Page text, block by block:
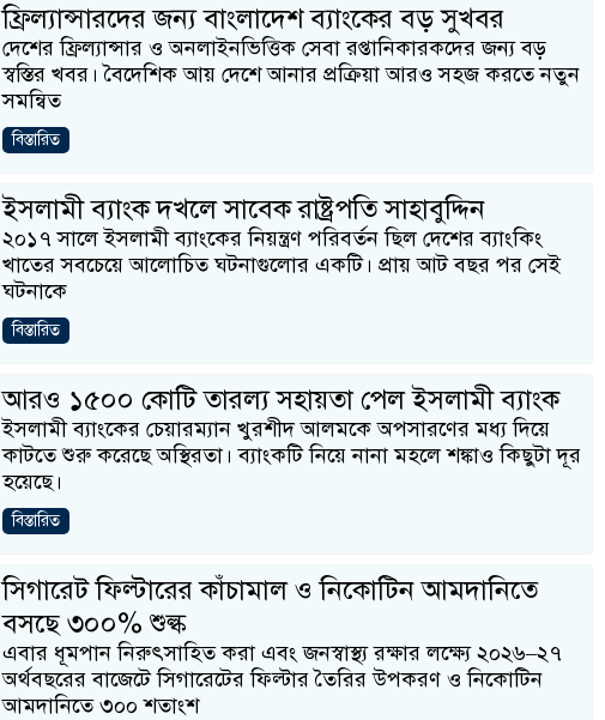
ফ্রিল্যান্সারদের জন্য বাংলাদেশ ব্যাংকের বড় সুখবর
দেশের ফ্রিল্যান্সার ও অনলাইনভিত্তিক সেবা রপ্তানিকারকদের জন্য বড়
স্বস্তির খবর। বৈদেশিক আয় দেশে আনার প্রক্রিয়া আরও সহজ করতে নতুন
সমন্বিত
বিস্তারিত
ইসলামী ব্যাংক দখলে সাবেক রাষ্ট্রপতি সাহাবুদ্দিন
২০১৭ সালে ইসলামী ব্যাংকের নিয়ন্ত্রণ পরিবর্তন ছিল দেশের ব্যাংকিং
খাতের সবচেয়ে আলোচিত ঘটনাগুলোর একটি। প্রায় আট বছর পর সেই
ঘটনাকে
বিস্তারিত
আরও ১৫০০ কোটি তারল্য সহায়তা পেল ইসলামী ব্যাংক
ইসলামী ব্যাংকের চেয়ারম্যান খুরশীদ আলমকে অপসারণের মধ্য দিয়ে
কাটতে শুরু করেছে অস্থিরতা। ব্যাংকটি নিয়ে নানা মহলে শঙ্কাও কিছুটা দূর
হয়েছে।
বিস্তারিত
সিগারেট ফিল্টারের কাঁচামাল ও নিকোটিন আমদানিতে
বসছে ৩০০% শুল্ক
এবার ধূমপান নিরুৎসাহিত করা এবং জনস্বাস্থ্য রক্ষার লক্ষ্যে ২০২৬–২৭
অর্থবছরের বাজেটে সিগারেটের ফিল্টার তৈরির উপকরণ ও নিকোটিন
আমদানিতে ৩০০ শতাংশ